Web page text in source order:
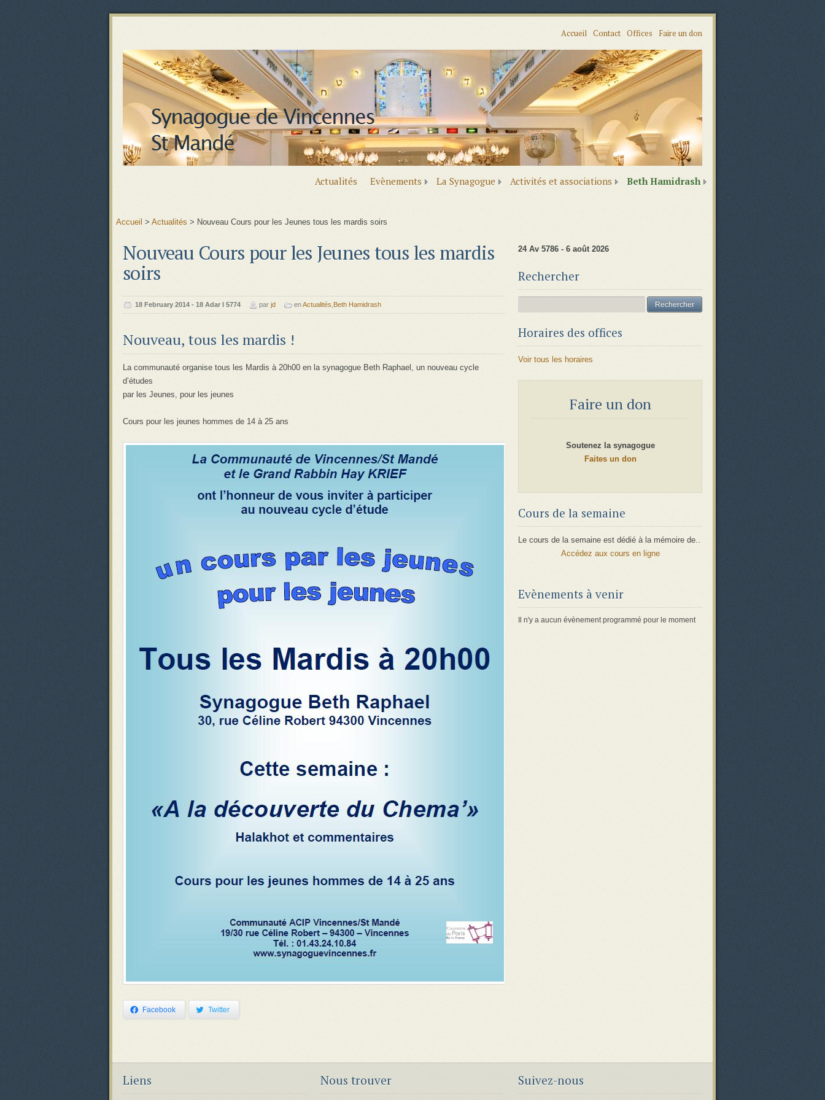
Accueil Contact Offices Faire un don
Actualités Evènements La Synagogue Activités et associations Beth Hamidrash
Accueil > Actualités > Nouveau Cours pour les Jeunes tous les mardis soirs
Nouveau Cours pour les Jeunes tous les mardis
soirs
‍‍18 February 2014 - 18 Adar I 5774 par jd enActualités Beth Hamidrash
Nouveau, tous les mardis !
La communauté organise tous les Mardis à 20h00 en la synagogue Beth Raphael, un nouveau cycle
d’études
par les Jeunes, pour les jeunes
Cours pour les jeunes hommes de 14 à 25 ans
Facebook Twitter
24 Av 5786 - 6 août 2026
Rechercher
Horaires des offices
Voir tous les horaires
Faire un don
Soutenez la synagogue
Faites un don
Cours de la semaine
Le cours de la semaine est dédié à la mémoire de..
Accédez aux cours en ligne
Evènements à venir
Il n'y a aucun évènement programmé pour le moment
Liens Nous trouver Suivez-nous